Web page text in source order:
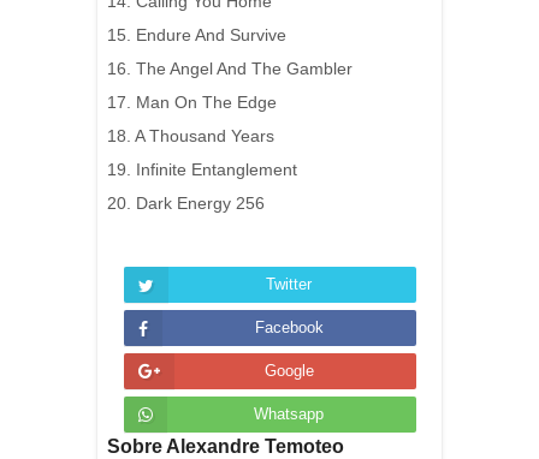
15. Endure And Survive
16. The Angel And The Gambler
17. Man On The Edge
18. A Thousand Years
19. Infinite Entanglement
20. Dark Energy 256
Twitter
Facebook
Google
Whatsapp
Sobre Alexandre Temoteo